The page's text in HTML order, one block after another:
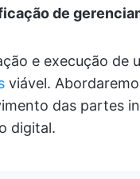
de
e execução de
viável.
das partes
digital.